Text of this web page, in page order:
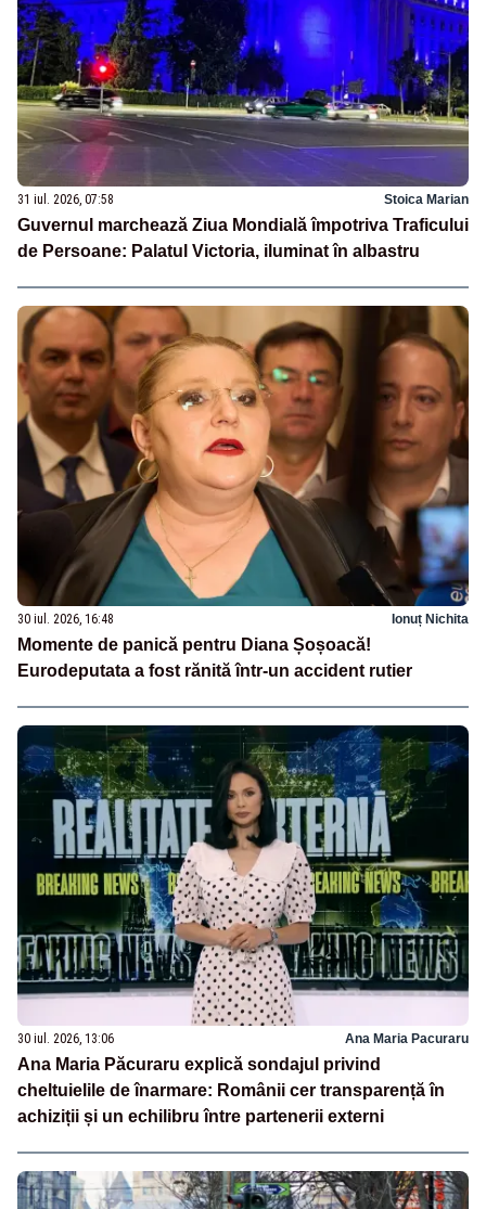
31 iul. 2026, 07:58 Stoica Marian
Guvernul marchează Ziua Mondială împotriva Traficului
de Persoane: Palatul Victoria, iluminat în albastru
30 iul. 2026, 16:48 Ionuț Nichita
Momente de panică pentru Diana Șoșoacă!
Eurodeputata a fost rănită într-un accident rutier
30 iul. 2026, 13:06 Ana Maria Pacuraru
Ana Maria Păcuraru explică sondajul privind
cheltuielile de înarmare: Românii cer transparență în
achiziții și un echilibru între partenerii externi